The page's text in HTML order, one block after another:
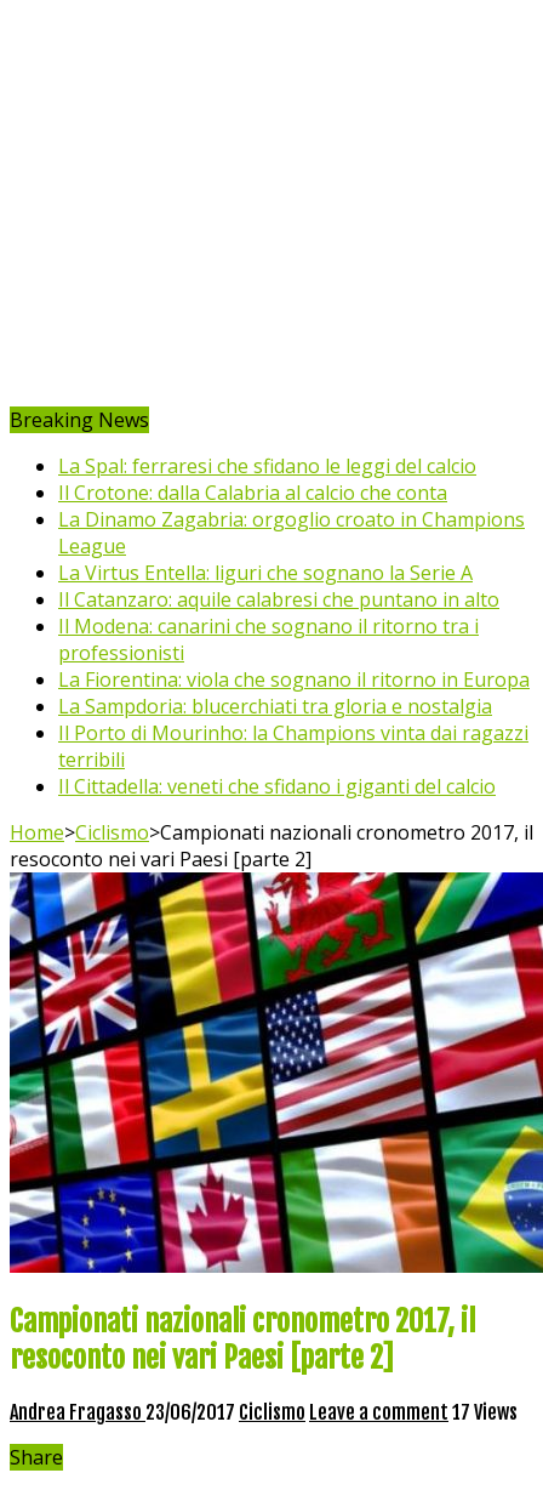
Breaking News
La Spal: ferraresi che sfidano le leggi del calcio
Il Crotone: dalla Calabria al calcio che conta
La Dinamo Zagabria: orgoglio croato in Champions
League
La Virtus Entella: liguri che sognano la Serie A
Il Catanzaro: aquile calabresi che puntano in alto
Il Modena: canarini che sognano il ritorno tra i
professionisti
La Fiorentina: viola che sognano il ritorno in Europa
La Sampdoria: blucerchiati tra gloria e nostalgia
Il Porto di Mourinho: la Champions vinta dai ragazzi
terribili
Il Cittadella: veneti che sfidano i giganti del calcio
Home>Ciclismo>Campionati nazionali cronometro 2017, il
resoconto nei vari Paesi [parte 2]
Campionati nazionali cronometro 2017, il
resoconto nei vari Paesi [parte 2]
Andrea Fragasso 23/06/2017 Ciclismo Leave a comment 17 Views
Share